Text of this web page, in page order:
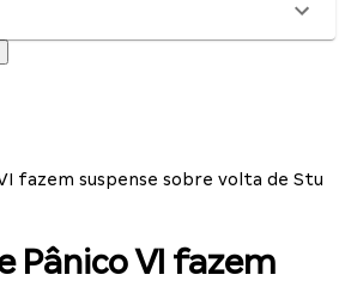
fazem suspense sobre volta de Stu
Pânico VI fazem